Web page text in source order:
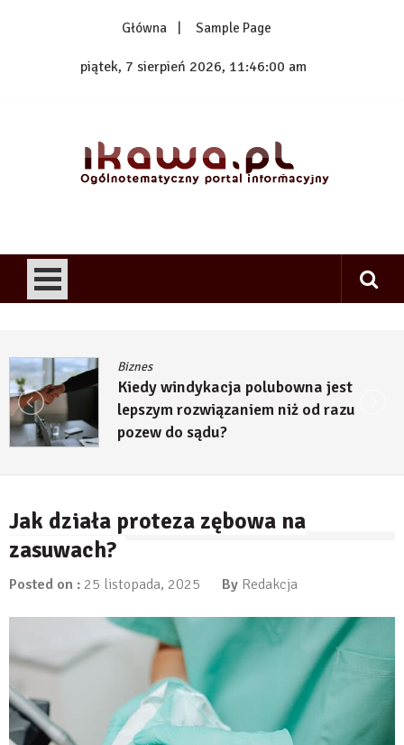
Główna Sample Page
piątek, 7 sierpień 2026, 11:46:00 am
Biznes
Kiedy windykacja polubowna jest
lepszym rozwiązaniem niż od razu
pozew do sądu?
Jak działa proteza zębowa na
zasuwach?
Posted on : 25 listopada, 2025 By Redakcja